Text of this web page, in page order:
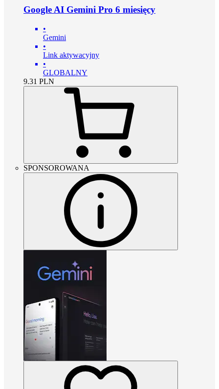
Google AI Gemini Pro 6 miesięcy
•
Gemini
•
Link aktywacyjny
•
GLOBALNY
9.31 PLN
SPONSOROWANA